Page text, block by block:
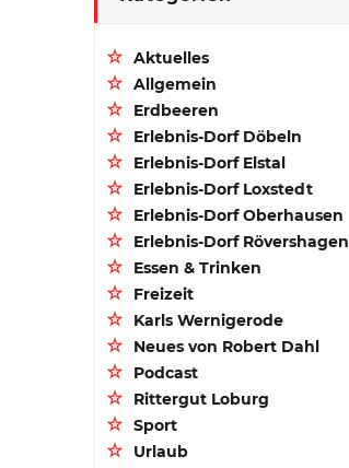
Aktuelles
Allgemein
Erdbeeren
Erlebnis-Dorf Döbeln
Erlebnis-Dorf Elstal
Erlebnis-Dorf Loxstedt
Erlebnis-Dorf Oberhausen
Erlebnis-Dorf Rövershagen
Essen & Trinken
Freizeit
Karls Wernigerode
Neues von Robert Dahl
Podcast
Rittergut Loburg
Sport
Urlaub